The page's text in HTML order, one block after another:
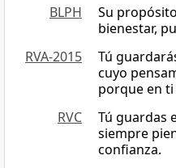
BLPH
Su
bienestar,
RVA-2015
Tú
cuyo
porque en
RVC
Tú guardas
siempre
confianza.